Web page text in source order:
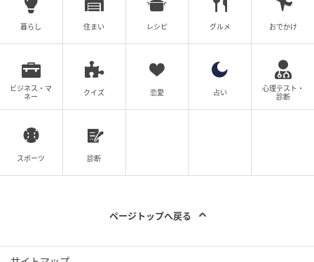
暮らし 住まい レシピ グルメ おでかけ
ビジネス・マ
ネー
クイズ 恋愛 占い
心理テスト・
診断
スポーツ 診断
ページトップへ戻る